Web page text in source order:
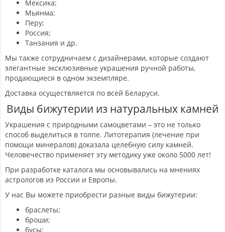
Мексика;
Мьянма;
Перу;
Россия;
Танзания и др.
Мы также сотрудничаем с дизайнерами, которые создают
элегантные эксклюзивные украшения ручной работы,
продающиеся в одном экземпляре.
Доставка осуществляется по всей Беларуси.
Виды бижутерии из натуральных камней
Украшения с природными самоцветами – это не только
способ выделиться в толпе. Литотерапия (лечение при
помощи минералов) доказала целебную силу камней.
Человечество применяет эту методику уже около 5000 лет!
При разработке каталога мы основывались на мнениях
астрологов из России и Европы.
У нас Вы можете приобрести разные виды бижутерии:
браслеты;
броши;
бусы;